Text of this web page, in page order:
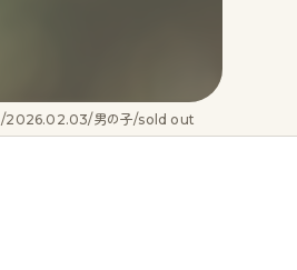
ん）
/2026.02.03/男の子/sold out